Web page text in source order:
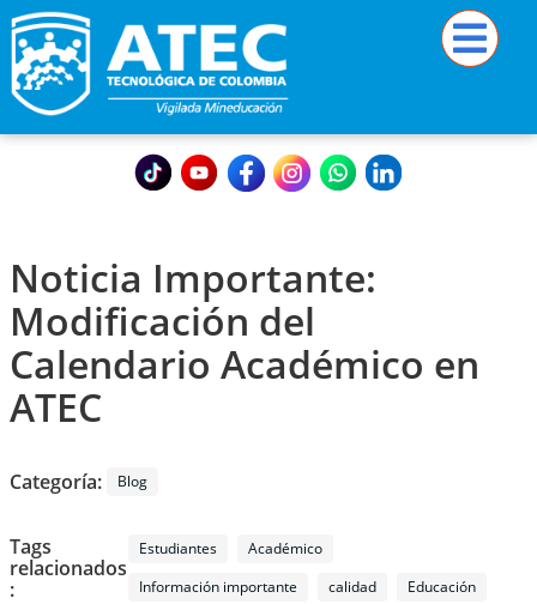
Noticia Importante:
Modificación del
Calendario Académico en
ATEC
Categoría: Blog
Tags
relacionados
:
Estudiantes
Académico
Información importante
calidad Educación